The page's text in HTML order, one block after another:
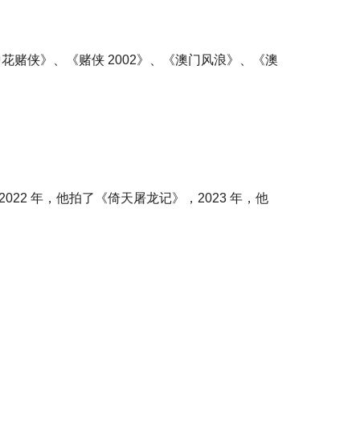
赌侠》、《赌侠 2002》、《澳门风浪》、《澳
年，他拍了《倚天屠龙记》，2023 年，他